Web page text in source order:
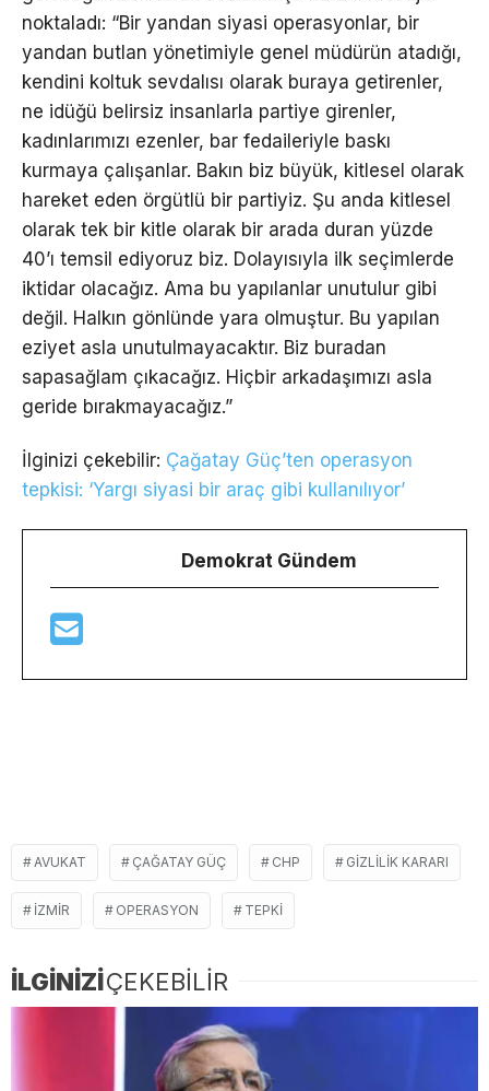
noktaladı: “Bir yandan siyasi operasyonlar, bir
yandan butlan yönetimiyle genel müdürün atadığı,
kendini koltuk sevdalısı olarak buraya getirenler,
ne idüğü belirsiz insanlarla partiye girenler,
kadınlarımızı ezenler, bar fedaileriyle baskı
kurmaya çalışanlar. Bakın biz büyük, kitlesel olarak
hareket eden örgütlü bir partiyiz. Şu anda kitlesel
olarak tek bir kitle olarak bir arada duran yüzde
40’ı temsil ediyoruz biz. Dolayısıyla ilk seçimlerde
iktidar olacağız. Ama bu yapılanlar unutulur gibi
değil. Halkın gönlünde yara olmuştur. Bu yapılan
eziyet asla unutulmayacaktır. Biz buradan
sapasağlam çıkacağız. Hiçbir arkadaşımızı asla
geride bırakmayacağız.”
İlginizi çekebilir: Çağatay Güç’ten operasyon
tepkisi: ‘Yargı siyasi bir araç gibi kullanılıyor’
Demokrat Gündem
AVUKAT ÇAĞATAY GÜÇ CHP GIZLILIK KARARI
İZMIR OPERASYON TEPKI
İLGİNİZİÇEKEBİLİR